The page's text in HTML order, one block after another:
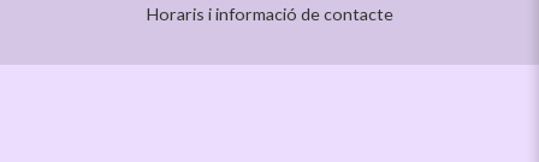
Horaris i informació de contacte